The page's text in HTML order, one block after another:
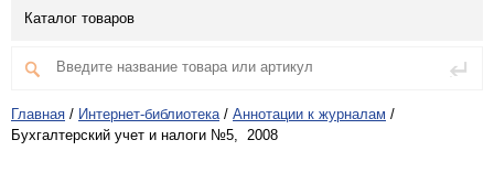
Каталог товаров
Главная / Интернет-библиотека / Аннотации к журналам /
Бухгалтерский учет и налоги №5, 2008